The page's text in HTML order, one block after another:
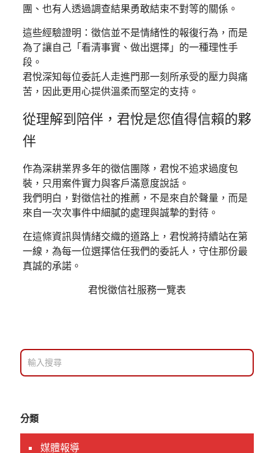
團、也有人透過調查結果勇敢結束不對等的關係。
這些經驗證明：徵信並不是情緒性的報復行為，而是
為了讓自己「看清事實、做出選擇」的一種理性手
段。
君悅深知每位委託人走進門那一刻所承受的壓力與痛
苦，因此更用心提供溫柔而堅定的支持。
從理解到陪伴，君悅是您值得信賴的夥
伴
作為深耕業界多年的徵信團隊，君悅不追求過度包
裝，只用案件實力與客戶滿意度說話。
我們明白，對徵信社的推薦，不是來自於聲量，而是
來自一次次事件中細膩的處理與誠摯的對待。
在這條資訊與情緒交織的道路上，君悅將持續站在第
一線，為每一位選擇信任我們的委託人，守住那份最
真誠的承諾。
君悅徵信社服務一覽表
分類
媒體報導